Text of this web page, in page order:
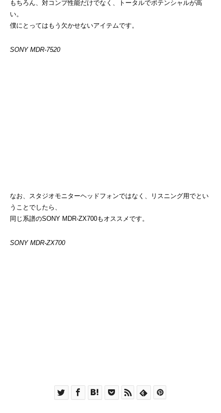
もちろん、対コンプ性能だけでなく、トータルでポテンシャルが高
い。
僕にとってはもう欠かせないアイテムです。
SONY MDR-7520
なお、スタジオモニターヘッドフォンではなく、リスニング用でとい
うことでしたら、
同じ系譜のSONY MDR-ZX700もオススメです。
SONY MDR-ZX700